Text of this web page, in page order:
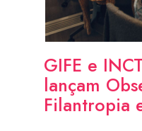
GIFE e
lançam
Filantropia